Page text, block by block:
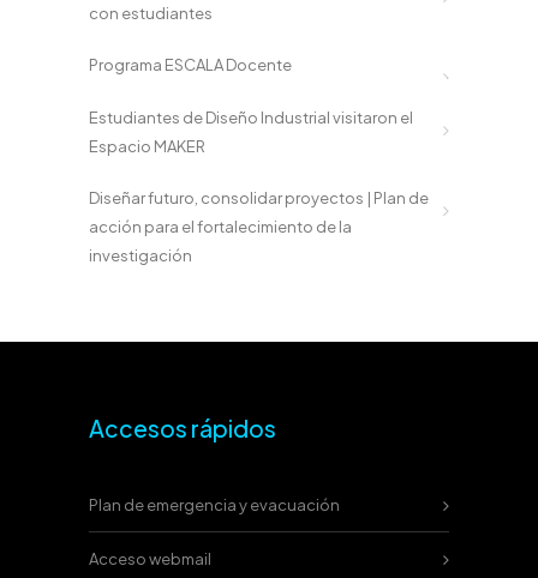
con estudiantes
Programa ESCALA Docente
Estudiantes de Diseño Industrial visitaron el
Espacio MAKER
Diseñar futuro, consolidar proyectos | Plan de
acción para el fortalecimiento de la
investigación
Accesos rápidos
Plan de emergencia y evacuación
Acceso webmail